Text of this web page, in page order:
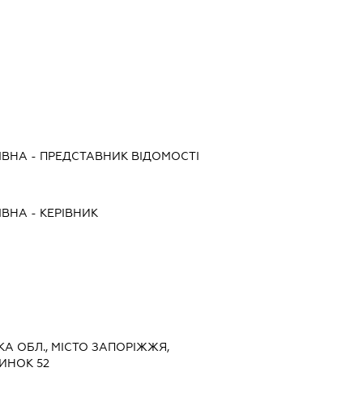
- ПРЕДСТАВНИК ВІДОМОСТІ
- КЕРІВНИК
ОБЛ., МІСТО ЗАПОРІЖЖЯ,
52